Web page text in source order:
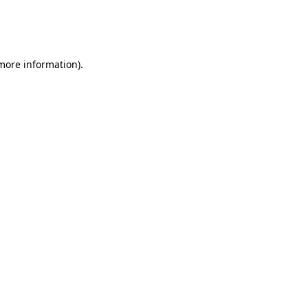
information).